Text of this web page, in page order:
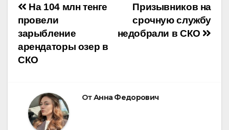
Навигация
по
записям
Призывников на
срочную службу
недобрали в СКО
На 104 млн тенге
провели
зарыбление
арендаторы озер в
СКО
ОтАнна Федорович